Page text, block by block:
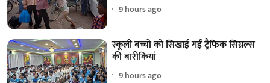
9 hours ago
स्कूली बच्चों को सिखाई गईं ट्रैफिक सिग्नल्स
की बारीकियां
9 hours ago